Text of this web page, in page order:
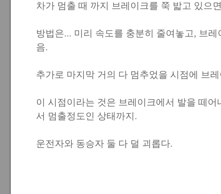
차가 멈출 때 까지 브레이크를 쭉 밟고 있으
방법은... 미리 속도를 충분히 줄여놓고, 브
음.
추가로 마지막 거의 다 멈추었을 시점에 브
이 시점이라는 것은 브레이크에서 발을 떼
서 멈출정도인 상태까지.
운전자와 동승자 둘 다 덜 괴롭다.